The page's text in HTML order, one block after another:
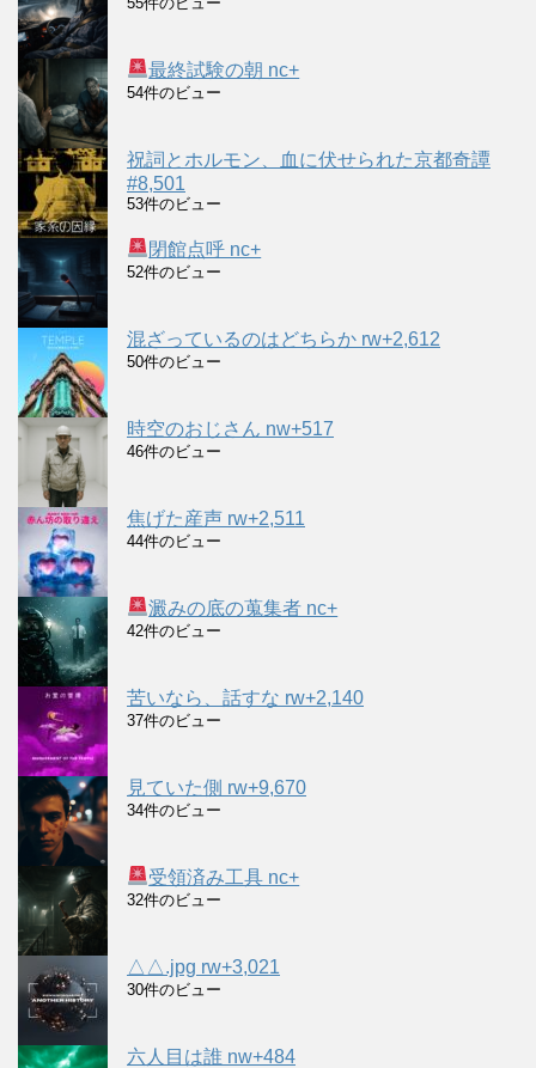
最終試験の朝 nc+
54件のビュー
祝詞とホルモン、血に伏せられた京都奇譚
#8,501
53件のビュー
閉館点呼 nc+
52件のビュー
混ざっているのはどちらか rw+2,612
50件のビュー
時空のおじさん nw+517
46件のビュー
焦げた産声 rw+2,511
44件のビュー
澱みの底の蒐集者 nc+
42件のビュー
苦いなら、話すな rw+2,140
37件のビュー
見ていた側 rw+9,670
34件のビュー
受領済み工具 nc+
32件のビュー
△△.jpg rw+3,021
30件のビュー
六人目は誰 nw+484